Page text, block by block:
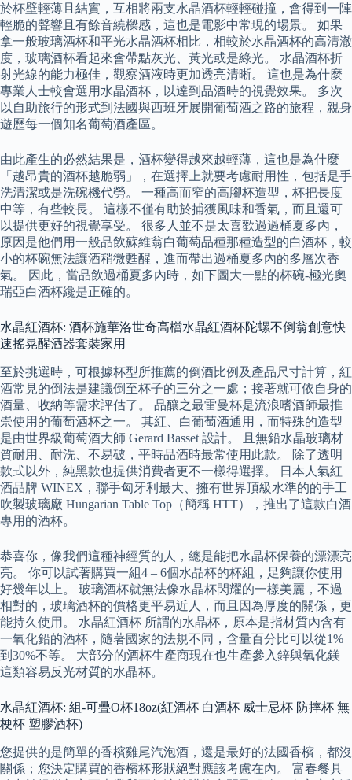
於杯壁輕薄且結實，互相將兩支水晶酒杯輕輕碰撞，會得到一陣
輕脆的聲響且有餘音繞樑感，這也是電影中常現的場景。 如果
拿一般玻璃酒杯和平光水晶酒杯相比，相較於水晶酒杯的高清澈
度，玻璃酒杯看起來會帶點灰光、黃光或是綠光。 水晶酒杯折
射光線的能力極佳，觀察酒液時更加透亮清晰。 這也是為什麼
專業人士較會選用水晶酒杯，以達到品酒時的視覺效果。 多次
以自助旅行的形式到法國與西班牙展開葡萄酒之路的旅程，親身
遊歷每一個知名葡萄酒產區。
由此產生的必然結果是，酒杯變得越來越輕薄，這也是為什麼
「越昂貴的酒杯越脆弱」，在選擇上就要考慮耐用性，包括是手
洗清潔或是洗碗機代勞。 一種高而窄的高腳杯造型，杯把長度
中等，有些較長。 這樣不僅有助於捕獲風味和香氣，而且還可
以提供更好的視覺享受。 很多人並不是太喜歡過過桶夏多內，
原因是他們用一般品飲蘇維翁白葡萄品種那種造型的白酒杯，較
小的杯碗無法讓酒稍微甦醒，進而帶出過桶夏多內的多層次香
氣。 因此，當品飲過桶夏多內時，如下圖大一點的杯碗-極光奧
瑞亞白酒杯纔是正確的。
水晶紅酒杯: 酒杯施華洛世奇高檔水晶紅酒杯陀螺不倒翁創意快
速搖晃醒酒器套裝家用
至於挑選時，可根據杯型所推薦的倒酒比例及產品尺寸計算，紅
酒常見的倒法是建議倒至杯子的三分之一處；接著就可依自身的
酒量、收納等需求評估了。 品釀之最雷曼杯是流浪嗜酒師最推
崇使用的葡萄酒杯之一。 其紅、白葡萄酒通用，而特殊的造型
是由世界級葡萄酒大師 Gerard Basset 設計。 且無鉛水晶玻璃材
質耐用、耐洗、不易破，平時品酒時最常使用此款。 除了透明
款式以外，純黑款也提供消費者更不一樣得選擇。 日本人氣紅
酒品牌 WINEX，聯手匈牙利最大、擁有世界頂級水準的的手工
吹製玻璃廠 Hungarian Table Top（簡稱 HTT），推出了這款白酒
專用的酒杯。
恭喜你，像我們這種神經質的人，總是能把水晶杯保養的漂漂亮
亮。 你可以試著購買一組4 – 6個水晶杯的杯組，足夠讓你使用
好幾年以上。 玻璃酒杯就無法像水晶杯閃耀的一樣美麗，不過
相對的，玻璃酒杯的價格更平易近人，而且因為厚度的關係，更
能持久使用。 水晶紅酒杯 所謂的水晶杯，原本是指材質內含有
一氧化鉛的酒杯，隨著國家的法規不同，含量百分比可以從1%
到30%不等。 大部分的酒杯生產商現在也生產參入鋅與氧化鎂
這類容易反光材質的水晶杯。
水晶紅酒杯: 組-可疊O杯18oz(紅酒杯 白酒杯 威士忌杯 防摔杯 無
梗杯 塑膠酒杯)
您提供的是簡單的香檳雞尾汽泡酒，還是最好的法國香檳，都沒
關係；您決定購買的香檳杯形狀絕對應該考慮在內。 富春餐具